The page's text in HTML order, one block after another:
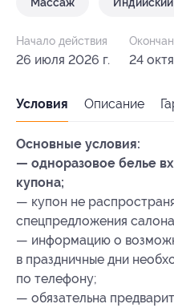
Начало действия
26 июля 2026 г. 24
Условия Описание
Основные условия:
— одноразовое белье
купона;
— купон не
спецпредложения
— информацию о
в праздничные дни
по телефону;
— обязательна